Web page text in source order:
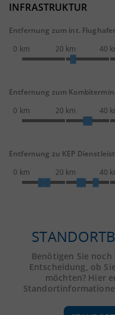
INFRASTRUKTUR
Entfernung zum int.
0 km
20 km 40
Entfernung zum
0 km
20 km 40
Entfernung zu KEP
0 km
20 km 40
Benötigen Sie
Entscheidung, ob
möchten? Hier